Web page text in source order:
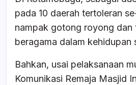
pada 10 daerah tertoleran
nampak gotong royong dan
beragama dalam kehidupan
Bahkan, usai pelaksanaan
Komunikasi Remaja Masjid